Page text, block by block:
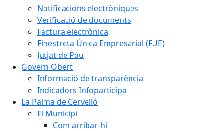
Notificacions electròniques
Verificació de documents
Factura electrònica
Finestreta Única Empresarial (FUE)
Jutjat de Pau
Govern Obert
Informació de transparència
Indicadors Infoparticipa
La Palma de Cervelló
El Municipi
Com arribar-hi